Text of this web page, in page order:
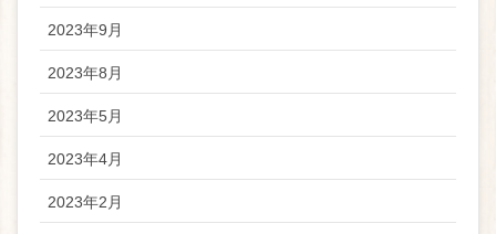
2023年9月
2023年8月
2023年5月
2023年4月
2023年2月